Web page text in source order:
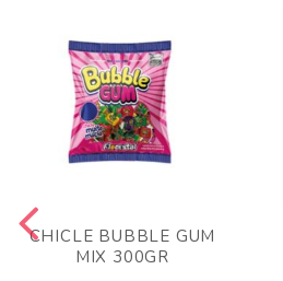
CHICLE BUBBLE GUM
MIX 300GR